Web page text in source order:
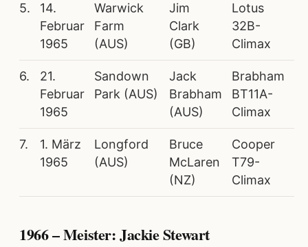
5.
14.
Februar
1965
Warwick
Farm
(AUS)
Jim
Clark
(GB)
Lotus
32B-
Climax
6.
21.
Februar
1965
Sandown
Park (AUS)
Jack
Brabham
(AUS)
Brabham
BT11A-
Climax
7.
1. März
1965
Longford
(AUS)
Bruce
McLaren
(NZ)
Cooper
T79-
Climax
1966 – Meister: Jackie Stewart